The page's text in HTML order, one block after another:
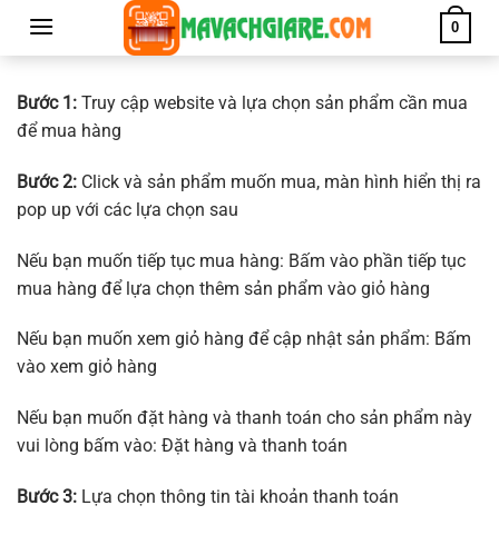
dung
0
Bước 1: Truy cập website và lựa chọn sản phẩm cần mua
để mua hàng
Bước 2: Click và sản phẩm muốn mua, màn hình hiển thị ra
pop up với các lựa chọn sau
Nếu bạn muốn tiếp tục mua hàng: Bấm vào phần tiếp tục
mua hàng để lựa chọn thêm sản phẩm vào giỏ hàng
Nếu bạn muốn xem giỏ hàng để cập nhật sản phẩm: Bấm
vào xem giỏ hàng
Nếu bạn muốn đặt hàng và thanh toán cho sản phẩm này
vui lòng bấm vào: Đặt hàng và thanh toán
Bước 3: Lựa chọn thông tin tài khoản thanh toán